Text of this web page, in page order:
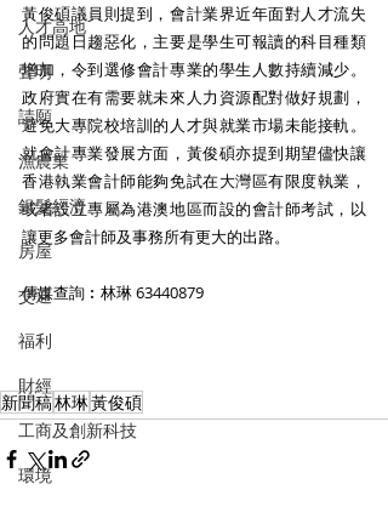
人才高地
聲明
請願
漁農業
銀髮經濟
房屋
交通
福利
財經
工商及創新科技
環境
黃俊碩議員則提到，會計業界近年面對人才流失
的問題日趨惡化，主要是學生可報讀的科目種類
增加，令到選修會計專業的學生人數持續減少。
政府實在有需要就未來人力資源配對做好規劃，
避免大專院校培訓的人才與就業市場未能接軌。
就會計專業發展方面，黃俊碩亦提到期望儘快讓
香港執業會計師能夠免試在大灣區有限度執業，
或者設立專屬為港澳地區而設的會計師考試，以
讓更多會計師及事務所有更大的出路。
傳媒查詢︰林琳 63440879
新聞稿林琳黃俊碩